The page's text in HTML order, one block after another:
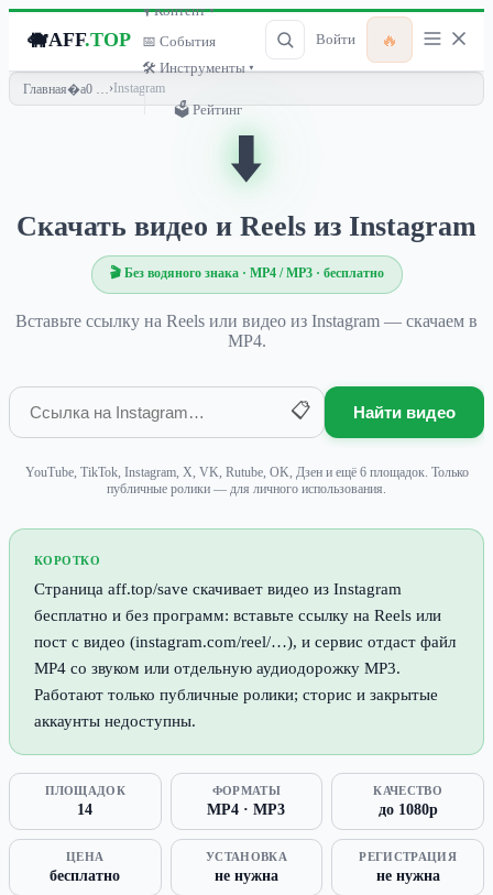
🐗AFF.TOP
🎙 Контент ▾
📅 События
🛠 Инструменты ▾
🗳 Рейтинг
Войти 🔥
Главная › Instagram
⬇️
Скачать видео и Reels из Instagram
🎬 Без водяного знака · MP4 / MP3 · бесплатно
Вставьте ссылку на Reels или видео из Instagram — скачаем в
MP4.
Ссылка на видео
📋 Найти видео
YouTube, TikTok, Instagram, X, VK, Rutube, OK, Дзен и ещё 6 площадок. Только
публичные ролики — для личного использования.
КОРОТКО
Страница aff.top/save скачивает видео из Instagram
бесплатно и без программ: вставьте ссылку на Reels или
пост с видео (instagram.com/reel/…), и сервис отдаст файл
MP4 со звуком или отдельную аудиодорожку MP3.
Работают только публичные ролики; сторис и закрытые
аккаунты недоступны.
ПЛОЩАДОК
14
ФОРМАТЫ
MP4 · MP3
КАЧЕСТВО
до 1080p
ЦЕНА
бесплатно
УСТАНОВКА
не нужна
РЕГИСТРАЦИЯ
не нужна